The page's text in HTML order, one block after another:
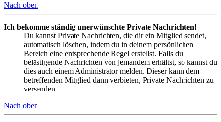
Nach oben
Ich bekomme ständig unerwünschte Private Nachrichten!
Du kannst Private Nachrichten, die dir ein Mitglied sendet,
automatisch löschen, indem du in deinem persönlichen
Bereich eine entsprechende Regel erstellst. Falls du
belästigende Nachrichten von jemandem erhältst, so kannst du
dies auch einem Administrator melden. Dieser kann dem
betreffenden Mitglied dann verbieten, Private Nachrichten zu
versenden.
Nach oben